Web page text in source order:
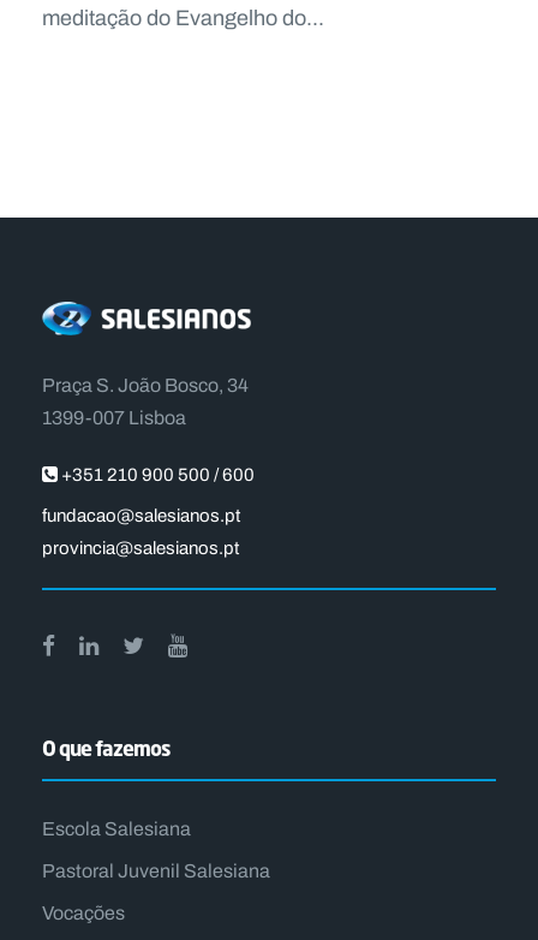
meditação do Evangelho do...
Praça S. João Bosco, 34
1399-007 Lisboa
+351 210 900 500 / 600
fundacao@salesianos.pt
provincia@salesianos.pt
O que fazemos
Escola Salesiana
Pastoral Juvenil Salesiana
Vocações